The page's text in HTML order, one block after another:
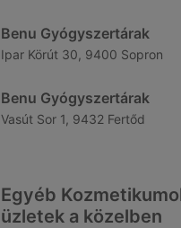
Benu Gyógyszertárak
Ipar Körút 30, 9400 Sopron
Benu Gyógyszertárak
Vasút Sor 1, 9432 Fertőd
Egyéb
üzletek a közelben